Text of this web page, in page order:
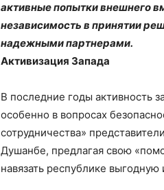
активные попытки внешнего
независимость в принятии
надежными партнерами.
Активизация Запада
В последние годы активность
особенно в вопросах
сотрудничества»
Душанбе, предлагая свою
навязать республике выгодную